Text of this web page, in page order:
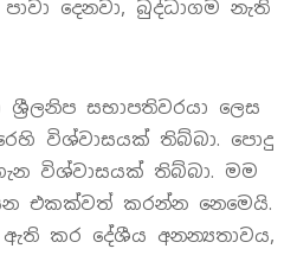
දෙනවා, බුද්ධාගම නැති
ශ්‍රීලනිප සභාපතිවරයා ලෙස
විශ්වාසයක් තිබ්බා. පොදු
විශ්වාසයක් තිබ්බා. මම
එකක්වත් කරන්න නෙමෙයි.
කර දේශීය අනන්‍යතාවය,